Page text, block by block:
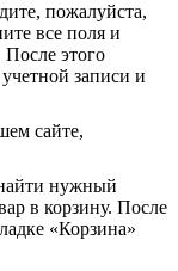
пожалуйста,
все поля и
После этого
записи и
сайте,
нужный
в корзину. После
«Корзина»